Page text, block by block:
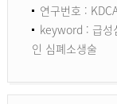
연구번호 :
keyword : 급성
인 심폐소생술